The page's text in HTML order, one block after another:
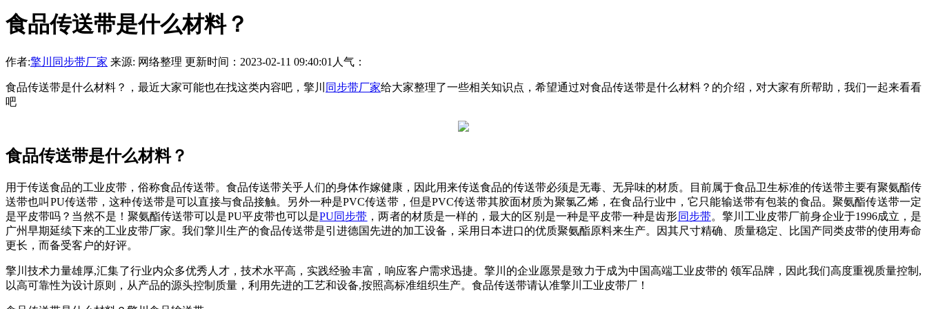
食品传送带是什么材料？
作者:擎川同步带厂家 来源: 网络整理 更新时间：2023-02-11 09:40:01 人气：
食品传送带是什么材料？，最近大家可能也在找这类内容吧，擎川 同步带厂家给大家整理了一些相关知识点，希望通过对食品传送带是什么材料？的介绍，对大家有所帮助，我们一起来看看
吧
食品传送带是什么材料？
用于传送食品的工业皮带，俗称食品传送带。食品传送带关乎人们的身体作嫁健康，因此用来传送食品的传送带必须是无毒、无异味的材质。目前属于食品卫生标准的传送带主要有聚氨酯传
送带也叫PU传送带，这种传送带是可以直接与食品接触。另外一种是PVC传送带，但是PVC传送带其胶面材质为聚氯乙烯，在食品行业中，它只能输送带有包装的食品。聚氨酯传送带一定
是平皮带吗？当然不是！聚氨酯传送带可以是PU平皮带也可以是PU同步带 ，两者的材质是一样的，最大的区别是一种是平皮带一种是齿形同步带。擎川工业皮带厂前身企业于1996成立，是
广州早期延续下来的工业皮带厂家。我们擎川生产的食品传送带是引进德国先进的加工设备，采用日本进口的优质聚氨酯原料来生产。因其尺寸精确、质量稳定、比国产同类皮带的使用寿命
更长，而备受客户的好评。
擎川技术力量雄厚,汇集了行业内众多优秀人才，技术水平高，实践经验丰富，响应客户需求迅捷。擎川的企业愿景是致力于成为中国高端工业皮带的 领军品牌，因此我们高度重视质量控制,
以高可靠性为设计原则，从产品的源头控制质量，利用先进的工艺和设备,按照高标准组织生产。食品传送带请认准擎川工业皮带厂！